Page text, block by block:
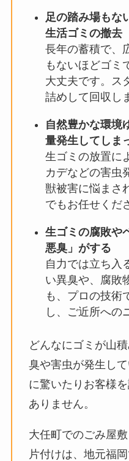
足の踏み場もな
生活ゴミの撤去
長年の蓄積で、
もないほどゴミ
大丈夫です。ス
詰めして回収し
自然豊かな環境
量発生してしま
生ゴミの放置に
カデなどの害虫
獣被害に悩まさ
でもお任せくだ
生ゴミの腐敗や
悪臭」がする
自力では立ち入
い異臭や、腐敗
も、プロの技術
し、ご近所への
どんなにゴミが山
臭や害虫が発生し
に驚いたりお客様
ありません。
大任町でのごみ屋
片付けは、地元福